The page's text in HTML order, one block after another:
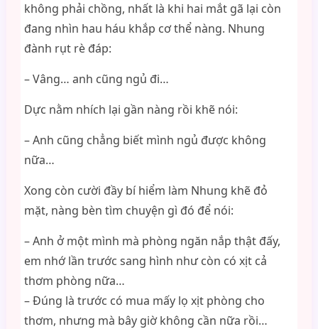
không phải chồng, nhất là khi hai mắt gã lại còn
đang nhìn hau háu khắp cơ thể nàng. Nhung
đành rụt rè đáp:
– Vâng… anh cũng ngủ đi…
Dực nằm nhích lại gần nàng rồi khẽ nói:
– Anh cũng chẳng biết mình ngủ được không
nữa…
Xong còn cười đầy bí hiểm làm Nhung khẽ đỏ
mặt, nàng bèn tìm chuyện gì đó để nói:
– Anh ở một mình mà phòng ngăn nắp thật đấy,
em nhớ lần trước sang hình như còn có xịt cả
thơm phòng nữa…
– Đúng là trước có mua mấy lọ xịt phòng cho
thơm, nhưng mà bây giờ không cần nữa rồi…